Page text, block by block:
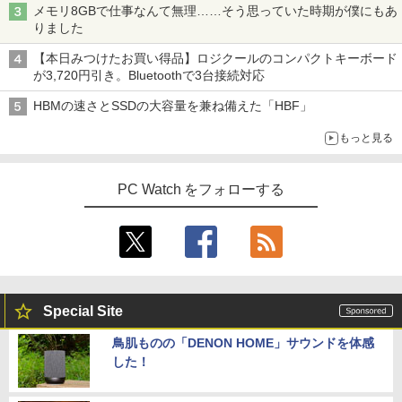
メモリ8GBで仕事なんて無理……そう思っていた時期が僕にもあ
りました
【本日みつけたお買い得品】ロジクールのコンパクトキーボード
が3,720円引き。Bluetoothで3台接続対応
HBMの速さとSSDの大容量を兼ね備えた「HBF」
もっと見る
PC Watch をフォローする
Special Site
鳥肌ものの「DENON HOME」サウンドを体感
した！